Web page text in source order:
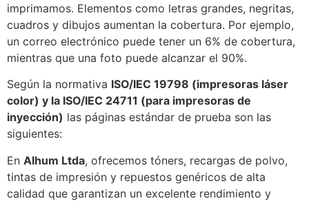
imprimamos. Elementos como letras grandes, negritas,
cuadros y dibujos aumentan la cobertura. Por ejemplo,
un correo electrónico puede tener un 6% de cobertura,
mientras que una foto puede alcanzar el 90%.
Según la normativa ISO/IEC 19798 (impresoras láser
color) y la ISO/IEC 24711 (para impresoras de
inyección) las páginas estándar de prueba son las
siguientes:
En Alhum Ltda, ofrecemos tóners, recargas de polvo,
tintas de impresión y repuestos genéricos de alta
calidad que garantizan un excelente rendimiento y